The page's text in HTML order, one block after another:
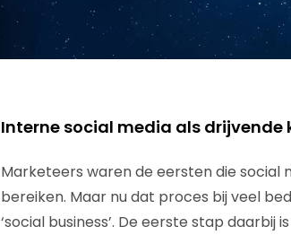
Interne social media als
Marketeers waren de eersten die social
bereiken. Maar nu dat proces bij veel
‘social business’. De eerste stap